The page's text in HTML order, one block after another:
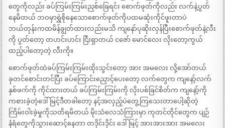
တွေကိုလည်း ခပ်ကြမ်းကြမ်းညှစ်ခြေရင်း စောက်ဖုတ်ကိုလည်း လက်နဲ့ပွတ်
နေမိတယ် ဘဝမှာရွှဲစိုနေသောစောက်ဖုတ်ကိုပထမဆုံးကိုင်ဖူးတာပဲ
ဘယ်တုန်းကထမိန်ချွတ်ထားလည်းမသိ ကျနော်ပုဆိုးလှန်ပြီးစောက်ဖုတ်နဲ့လီး
ကို ပွတ်တော့ တဟင်းဟင်း ငြီးရှာတယ် ငဇော် မောင်လေး လိုးတော့ကွယ်
ထည့်ပါတော့တဲ့ လီးကို။
စောက်ဖုတ်ထဲခပ်ကြမ်းကြမ်းထိုးသွင်းတော့ အား အမလေး လို့အော်တယ်
ခုတင်စောင်းတင်ပြီး ခပ်ကြောင်းညှောင့်ပေးတော့ လက်တွေက ကျနော့်လက်
နှစ်ဖက်ကို ကိုင်ထားတယ် ခပ်ကြမ်းကြမ်းကို လိုးပစ်ခြင်စိတ်က ကျနော့်ကို
ကစားခဲ့တဲ့ဒေါ်မြင့်ဒီတခါတော့ နင့်အလှည့်ပဲတွေ့ကြသေးတာပေါ့ဆိုတဲ့
ကြိမ်းဝါးခဲ့မှုကိုသတိရမိတယ် မိုးသံလေသံကြားမှာ ကုတင်တိုင်တွေက ပျဉ်
နံရံတွေကိုသွားဆောင့်နေတာ တဒိုင်းဒိုင်း ဒေါ်မြင့် အားအားအား အမလေး